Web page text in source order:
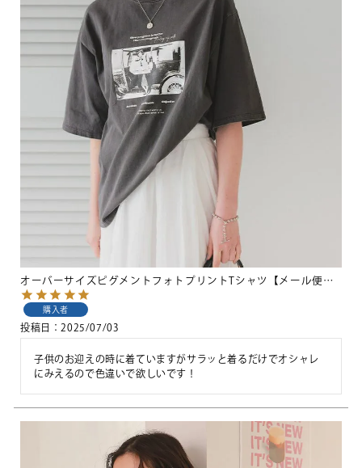
オーバーサイズピグメントフォトプリントTシャツ【メール便可／100】
購入者
投稿日 2025/07/03
子供のお迎えの時に着ていますがサラッと着るだけでオシャレ
にみえるので色違いで欲しいです！